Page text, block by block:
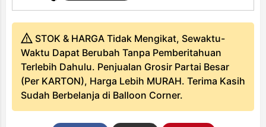
STOK & HARGA Tidak Mengikat, Sewaktu-
Waktu Dapat Berubah Tanpa Pemberitahuan
Terlebih Dahulu. Penjualan Grosir Partai Besar
(Per KARTON), Harga Lebih MURAH. Terima Kasih
Sudah Berbelanja di Balloon Corner.